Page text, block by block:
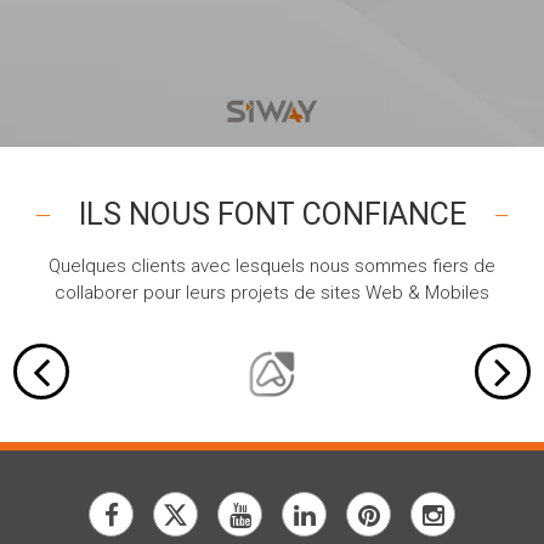
ILS NOUS FONT CONFIANCE
Quelques clients avec lesquels nous sommes fiers de
collaborer pour leurs projets de sites Web & Mobiles